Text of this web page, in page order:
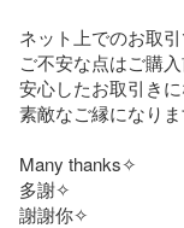
ネット上でのお取
ご不安な点はご購
安心したお取引き
素敵なご縁になり
Many thanks✧︎
多謝✧︎
謝謝你✧︎